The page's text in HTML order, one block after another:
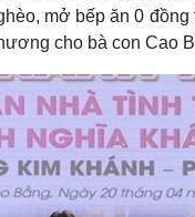
mở bếp ăn 0
cho bà con Cao